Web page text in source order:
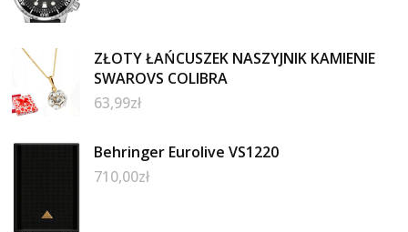
ZŁOTY ŁAŃCUSZEK NASZYJNIK KAMIENIE
SWAROVS COLIBRA
63,99zł
Behringer Eurolive VS1220
710,00zł